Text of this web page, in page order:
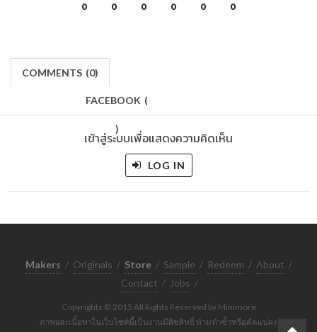
0 0 0 0 0 0
COMMENTS (0)
FACEBOOK (
)
เข้าสู่ระบบเพื่อแสดงความคิดเห็น
LOG IN
Makers / Originals / Store / Sample / Redeem / About /
Contact / Jobs /
Copyrights © 2015 All Rights Reserved by Minimore
ภาพและเนื้อหาในเว็บไซต์นี้เป็นงานมีลิขสิทธิ์ ห้ามทำซ้ำหรือดัดแปลง